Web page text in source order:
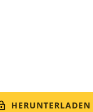
HERUNTERLADEN